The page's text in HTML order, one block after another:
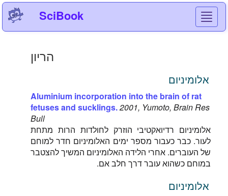
SciBook
הריון
אלומיניום
Aluminium incorporation into the brain of rat
fetuses and sucklings.2001, Yumoto, Brain Res
Bull
אלומיניום רדיואקטיבי הוזרק לחולדות הרות מתחת
לעור. כבר כעבור מספר ימים האלומיניום חדר למוחם
של העוברים. אחרי הלידה האלומיניום המשיך להצטבר
במוחם כשהוא עובר דרך חלב אם.
אלומיניום